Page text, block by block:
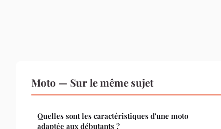
Moto — Sur le même sujet
Quelles sont les caractéristiques d'une moto
adaptée aux débutants ?